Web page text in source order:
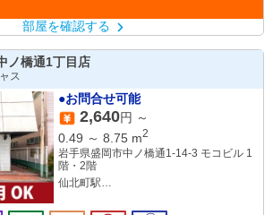
部屋を確認する
橋通1丁目店
ス
●お問合せ可能
2,640円 ～
0.49 ～ 8.75 m2
岩手県盛岡市中ノ橋通1-14-3 モコビル 1
階・2階
仙北町駅